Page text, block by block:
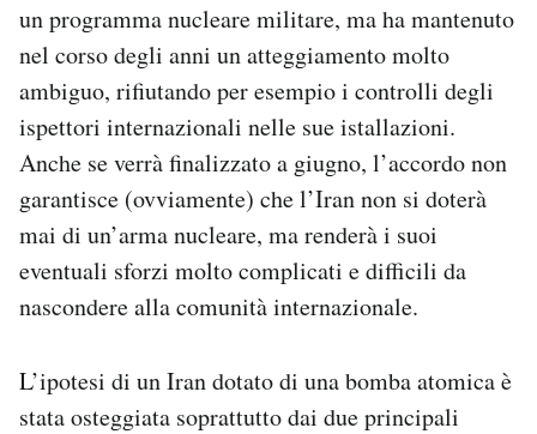
un programma nucleare militare, ma ha mantenuto
nel corso degli anni un atteggiamento molto
ambiguo, rifiutando per esempio i controlli degli
ispettori internazionali nelle sue istallazioni.
Anche se verrà finalizzato a giugno, l’accordo non
garantisce (ovviamente) che l’Iran non si doterà
mai di un’arma nucleare, ma renderà i suoi
eventuali sforzi molto complicati e difficili da
nascondere alla comunità internazionale.
L’ipotesi di un Iran dotato di una bomba atomica è
stata osteggiata soprattutto dai due principali